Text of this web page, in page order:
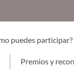
puedes participar?
Premios y